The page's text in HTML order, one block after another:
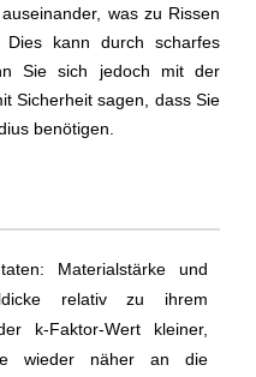
was zu Rissen
kann durch scharfes
Sie sich jedoch mit der
Sicherheit sagen, dass Sie
benötigen.
Materialstärke und
relativ zu ihrem
k-Faktor-Wert kleiner,
wieder näher an die